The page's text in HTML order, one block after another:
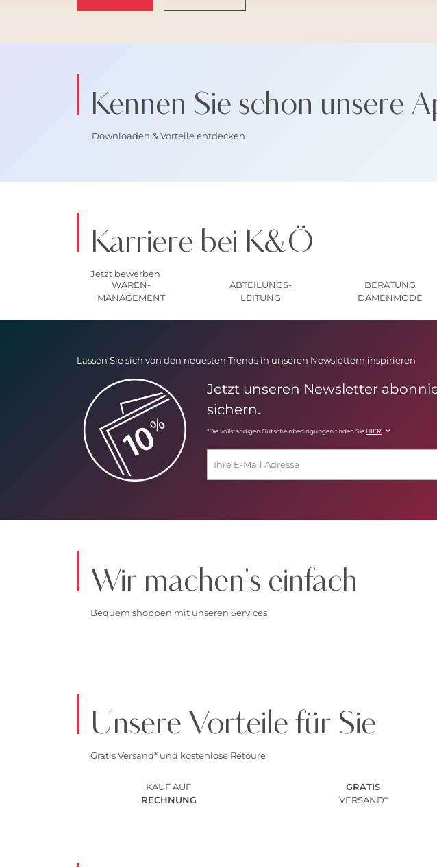
Kennen Sie schon unsere
Downloaden & Vorteile entdecken
Karriere bei K&Ö
Jetzt bewerben
WAREN-
MANAGEMENT
ABTEILUNGS-
LEITUNG
BERATUNG
DAMENMODE
Lassen Sie sich von den neuesten Trends in unseren Newslettern inspirieren
Jetzt unseren Newsletter
sichern.
*Die vollständigen Gutscheinbedingungen finden Sie HIER
Wir machen's einfach
Bequem shoppen mit unseren Services
Unsere Vorteile für Sie
Gratis Versand* und kostenlose Retoure
KAUF AUF
RECHNUNG
GRATIS
VERSAND*